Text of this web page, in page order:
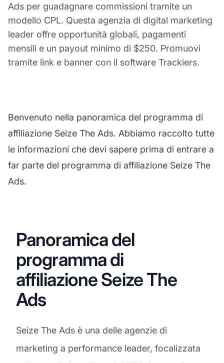
Ads per guadagnare commissioni tramite un
modello CPL. Questa agenzia di digital marketing
leader offre opportunità globali, pagamenti
mensili e un payout minimo di $250. Promuovi
tramite link e banner con il software Trackiers.
Benvenuto nella panoramica del programma di
affiliazione Seize The Ads. Abbiamo raccolto tutte
le informazioni che devi sapere prima di entrare a
far parte del programma di affiliazione Seize The
Ads.
Panoramica del
programma di
affiliazione Seize The
Ads
Seize The Ads è una delle agenzie di
marketing a performance leader, focalizzata